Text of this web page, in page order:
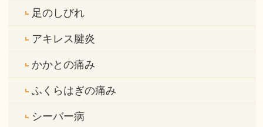
足のしびれ
アキレス腱炎
かかとの痛み
ふくらはぎの痛み
シーバー病